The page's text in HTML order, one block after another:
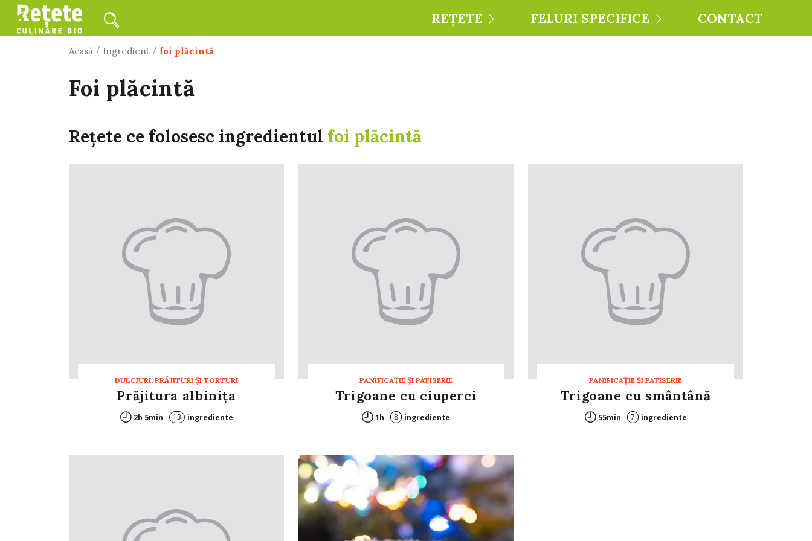
REȚETE FELURI SPECIFICE CONTACT
Acasă / Ingredient / foi plăcintă
foi plăcintă
Rețete ce folosesc ingredientul foi plăcintă
DULCIURI, PRĂJITURI ȘI TORTURI
Prăjitura albiniţa
2h 5min 13 ingrediente
PANIFICAŢIE ŞI PATISERIE
Trigoane cu ciuperci
1h 8 ingrediente
PANIFICAŢIE ŞI PATISERIE
Trigoane cu smântână
55min 7 ingrediente